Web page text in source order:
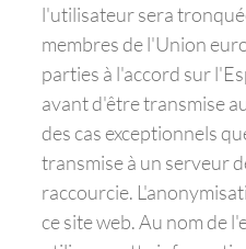
l'utilisateur sera
membres de l'Union
parties à l'accord sur
avant d'être transmise
des cas exceptionnels
transmise à un serveur
raccourcie.
ce site web. Au nom de